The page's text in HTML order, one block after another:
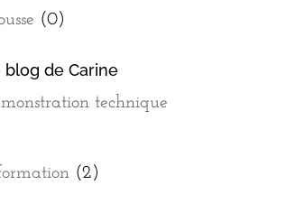
(0)
blog de Carine
technique
(2)